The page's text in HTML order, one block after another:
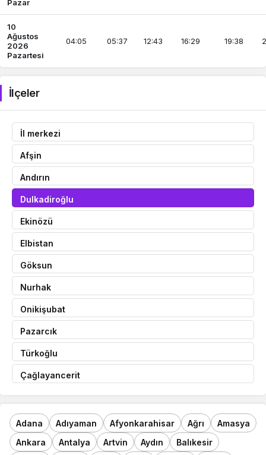
Pazar
10
Ağustos
2026
Pazartesi
04:05 05:37 12:43 16:29 19:38
İlçeler
İl merkezi
Afşin
Andırın
Dulkadiroğlu
Ekinözü
Elbistan
Göksun
Nurhak
Onikişubat
Pazarcık
Türkoğlu
Çağlayancerit
Adana Adıyaman Afyonkarahisar Ağrı
Amasya
Ankara
Antalya Artvin Aydın
Balıkesir